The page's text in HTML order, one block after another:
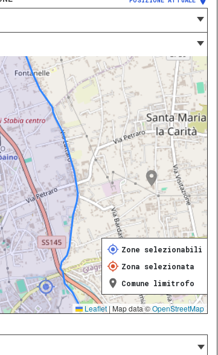
Leaflet | Map data ©OpenStreetMap
Zone selezionabili
Zona selezionata
Comune limitrofo